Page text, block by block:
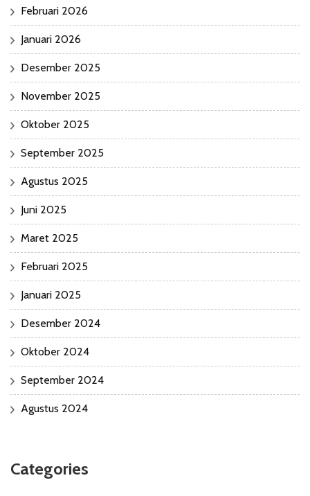
Februari 2026
Januari 2026
Desember 2025
November 2025
Oktober 2025
September 2025
Agustus 2025
Juni 2025
Maret 2025
Februari 2025
Januari 2025
Desember 2024
Oktober 2024
September 2024
Agustus 2024
Categories